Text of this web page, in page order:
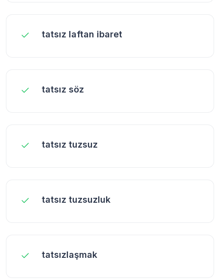
tatsız laftan ibaret
tatsız söz
tatsız tuzsuz
tatsız tuzsuzluk
tatsızlaşmak